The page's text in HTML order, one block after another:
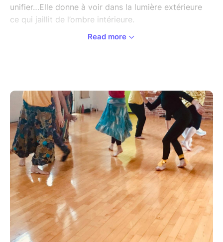
unifier…Elle donne à voir dans la lumière extérieure
ce qui jaillit de l’ombre intérieure.
artistique. Les ateliers sont accessibles à tout adulte,
quelle que soit sa condition physique.
Déroulement d’un atelier de 2h00
L’atelier débute par un court échange de nos météos
physiques et émotionnelles suivi par l’énoncé de la
thématique symbolique qui sera explorée en danse et
en créativité manuelle. Après un ancrage/
échauffement corporel, la danse libre se déroule en
deux vagues musicales de 40 minutes chacune. La
séquence de danse est suivie par une courte
expression créative de 15 minutes : dessin au pastel,
Read more